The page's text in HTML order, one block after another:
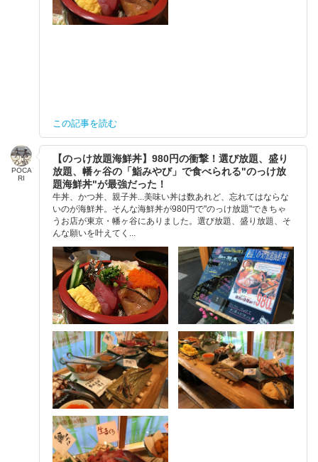
この記事を読む
POCA
RI
【のっけ放題海鮮丼】980円の衝撃！選び放題、盛り
放題、幡ヶ谷の「鮨みやび」で食べられる"のっけ放
題海鮮丼"が最強だった！
牛丼、かつ丼、親子丼...美味い丼は数あれど、忘れてはならな
いのが海鮮丼。そんな海鮮丼が980円で"のっけ放題"できちゃ
うお店が東京・幡ヶ谷にありました。選び放題、盛り放題、そ
んな願いを叶えてく...